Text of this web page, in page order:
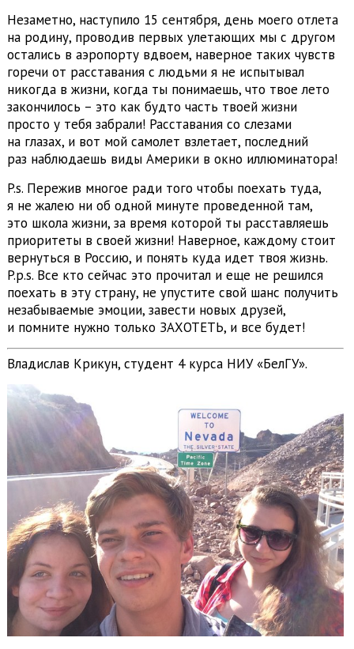
Незаметно, наступило 15 сентября, день моего отлета
на родину, проводив первых улетающих мы с другом
остались в аэропорту вдвоем, наверное таких чувств
горечи от расставания с людьми я не испытывал
никогда в жизни, когда ты понимаешь, что твое лето
закончилось – это как будто часть твоей жизни
просто у тебя забрали! Расставания со слезами
на глазах, и вот мой самолет взлетает, последний
раз наблюдаешь виды Америки в окно иллюминатора!
P.s. Пережив многое ради того чтобы поехать туда,
я не жалею ни об одной минуте проведенной там,
это школа жизни, за время которой ты расставляешь
приоритеты в своей жизни! Наверное, каждому стоит
вернуться в Россию, и понять куда идет твоя жизнь.
P.p.s. Все кто сейчас это прочитал и еще не решился
поехать в эту страну, не упустите свой шанс получить
незабываемые эмоции, завести новых друзей,
и помните нужно только ЗАХОТЕТЬ, и все будет!
Владислав Крикун, студент 4 курса НИУ «БелГУ».